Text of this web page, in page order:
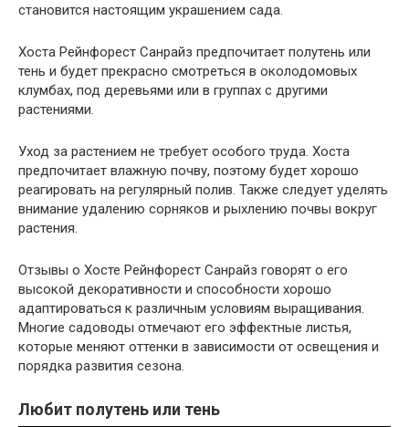
становится настоящим украшением сада.
Хоста Рейнфорест Санрайз предпочитает полутень или
тень и будет прекрасно смотреться в околодомовых
клумбах, под деревьями или в группах с другими
растениями.
Уход за растением не требует особого труда. Хоста
предпочитает влажную почву, поэтому будет хорошо
реагировать на регулярный полив. Также следует уделять
внимание удалению сорняков и рыхлению почвы вокруг
растения.
Отзывы о Хосте Рейнфорест Санрайз говорят о его
высокой декоративности и способности хорошо
адаптироваться к различным условиям выращивания.
Многие садоводы отмечают его эффектные листья,
которые меняют оттенки в зависимости от освещения и
порядка развития сезона.
Любит полутень или тень